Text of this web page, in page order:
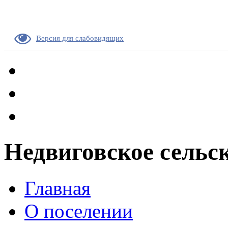
Версия для слабовидящих
Недвиговское
Главная
О поселении